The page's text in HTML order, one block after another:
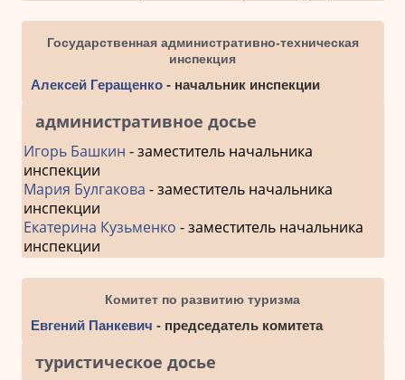
Государственная административно-техническая
инспекция
Алексей Геращенко- начальник инспекции
административное досье
Игорь Башкин - заместитель начальника
инспекции
Мария Булгакова - заместитель начальника
инспекции
Екатерина Кузьменко - заместитель начальника
инспекции
Комитет по развитию туризма
Евгений Панкевич - председатель комитета
туристическое досье